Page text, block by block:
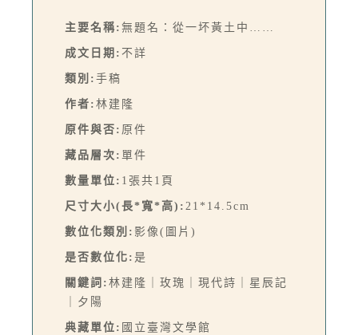
主要名稱: 無題名：從一坏黃土中……
成文日期: 不詳
類別: 手稿
作者: 林建隆
原件與否: 原件
藏品層次: 單件
數量單位: 1張共1頁
尺寸大小(長*寬*高): 21*14.5cm
數位化類別: 影像(圖片)
是否數位化: 是
關鍵詞: 林建隆｜玫瑰｜現代詩｜星辰記
｜夕陽
典藏單位: 國立臺灣文學館